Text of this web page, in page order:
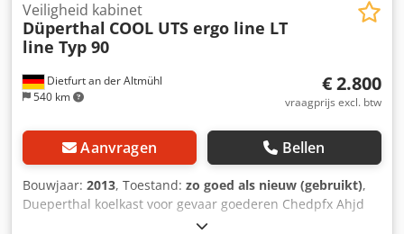
Dietfurt an der Altmühl
540 km
Veiligheid kabinet
Düperthal COOL UTS ergo line LT
line Typ 90
€ 2.800
vraagprijs excl. btw
Aanvragen Bellen
Bouwjaar: 2013, Toestand: zo goed als nieuw (gebruikt),
Dueperthal koelkast voor gevaar goederen Chedpfx Ahjd